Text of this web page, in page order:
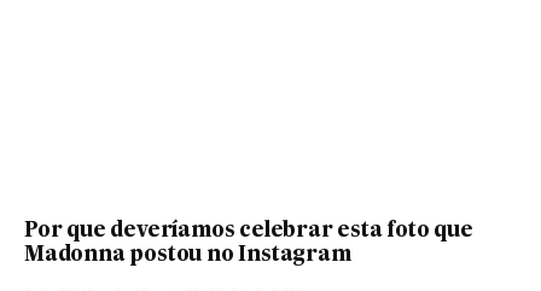
Por que deveríamos celebrar esta foto que
Madonna postou no Instagram